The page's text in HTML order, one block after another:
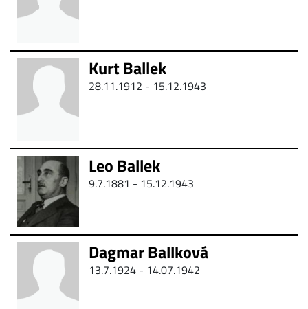
Kurt Ballek
28.11.1912 - 15.12.1943
Leo Ballek
9.7.1881 - 15.12.1943
Dagmar Ballková
13.7.1924 - 14.07.1942